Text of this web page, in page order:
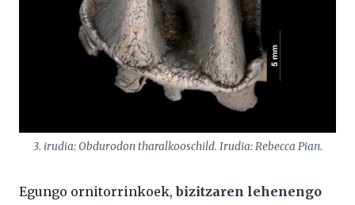
3. irudia: Obdurodon tharalkooschild. Irudia: Rebecca Pian.
Egungo ornitorrinkoek,bizitzaren lehenengo